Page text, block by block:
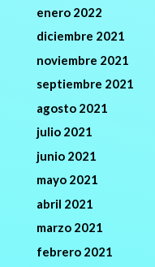
enero 2022
diciembre 2021
noviembre 2021
septiembre 2021
agosto 2021
julio 2021
junio 2021
mayo 2021
abril 2021
marzo 2021
febrero 2021